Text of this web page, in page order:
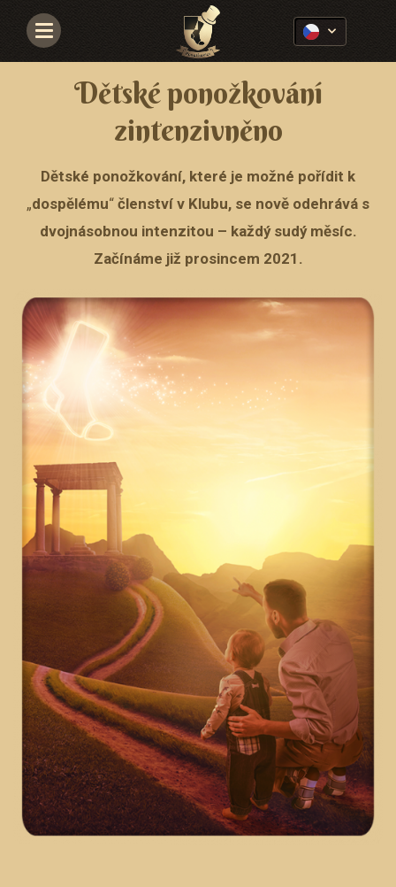
Navigace
Dětské ponožkování
zintenzivněno
Dětské ponožkování, které je možné pořídit k
„dospělému“ členství v Klubu, se nově odehrává s
dvojnásobnou intenzitou – každý sudý měsíc.
Začínáme již prosincem 2021.